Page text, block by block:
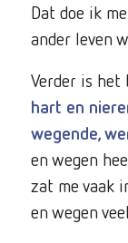
Dat doe ik
ander leven
Verder is het
hart en
wegende,
en wegen
zat me vaak
en wegen